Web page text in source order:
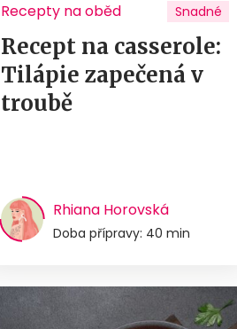
Recepty na oběd Snadné
Recept na casserole:
Tilápie zapečená v
troubě
Rhiana Horovská
Doba přípravy: 40 min